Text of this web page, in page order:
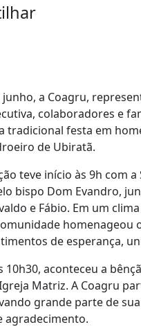
junho, a Coagru,
colaboradores e
tradicional festa em
de Ubiratã.
teve início às 9h com a
bispo Dom Evandro,
e Fábio. Em um
homenageou
de esperança,
10h30, aconteceu a
Matriz. A Coagru
grande parte de
agradecimento.